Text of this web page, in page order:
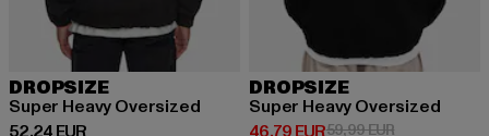
DROPSIZE
Super Heavy Oversized
Derzeitiger Preis: 52,24 EUR
DROPSIZE
Super Heavy Oversized
Derzeitiger Preis: 46,79 EUR
59,99 EURAktionspreis: